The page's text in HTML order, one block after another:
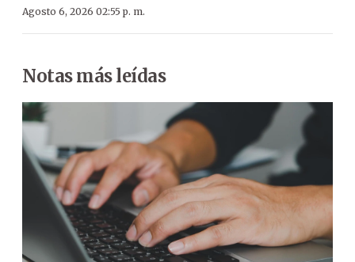
Agosto 6, 2026 02:55 p. m.
Notas más leídas